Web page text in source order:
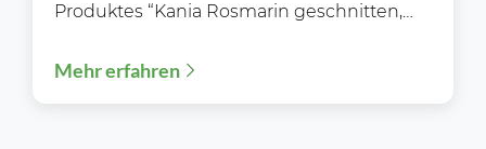
Produktes “Kania Rosmarin geschnitten,
GmbH...
Mehr erfahren